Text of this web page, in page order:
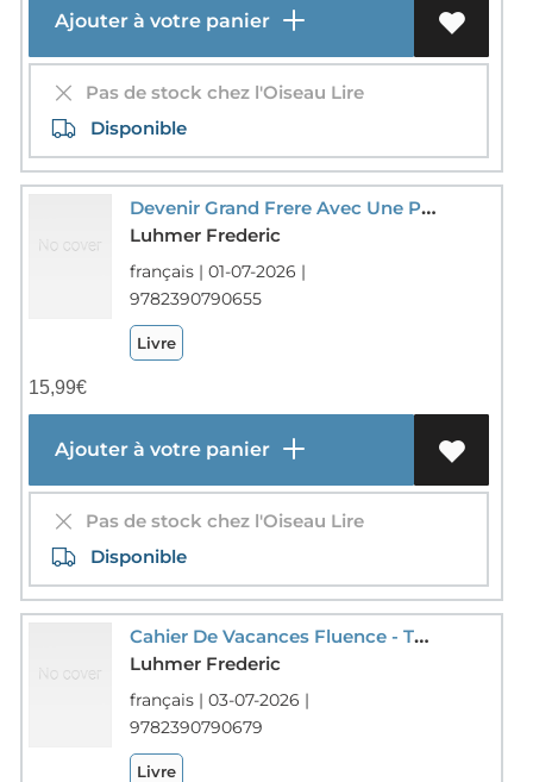
Ajouter à votre panier
Pas de stock chez l'Oiseau Lire
Disponible
Devenir Grand Frere Avec Une Petite Soeur Livre Enfant 3 4 5 6 Ans Naissance D'un Second Enfant - D'
Luhmer Frederic
français | 01-07-2026 |
9782390790655
Livre
15,99€
Ajouter à votre panier
Pas de stock chez l'Oiseau Lire
Disponible
Cahier De Vacances Fluence - T01 - 20 Tests De Fluence Cahier De Vacances Ce1 Vers Ce2 1 Minute Pour
Luhmer Frederic
français | 03-07-2026 |
9782390790679
Livre